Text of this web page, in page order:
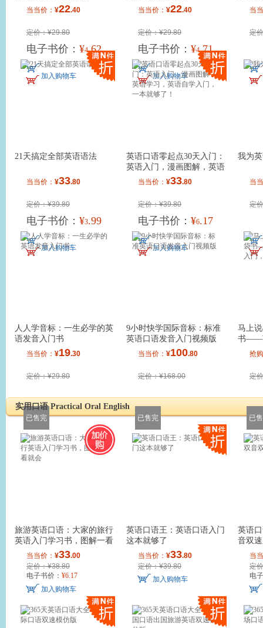
当当价： ¥22.40
定价：¥29.80
电子书价： ¥4.62
加入购物车
当当价： ¥22.40
定价：¥29.80
电子书价： ¥4.71
加入购物车
当
定
21天搞定全部英语语法
当当价： ¥33.80
定价：¥39.80
电子书价： ¥3.99
加入购物车
英语口语零起点30天入门：
英语入门，漫画图解，英语
学习，英语自
当当价： ¥33.80
定价：¥39.80
电子书价： ¥6.17
加入购物车
我为
当
定
人人学音标：一生必学的英
语发音入门书
当当价： ¥19.30
定价：¥29.80
已售完
9小时快学国际音标：标准
英语口语发音入门视频版
当当价： ¥100.80
定价：¥168.00
已售完
马上
书——
门，
抢
定
已
实用口语 Practical Oral English
旅游英语口语：大家的旅行
英语入门学习书，图解一看
就会当当价： ¥33.00
定价：¥38.80
电子书价： ¥6.17
加入购物车
英语口语王：英语口语入门
这本就够了
当当价： ¥33.80
定价：¥39.80
加入购物车
英语
音双
当
定
电